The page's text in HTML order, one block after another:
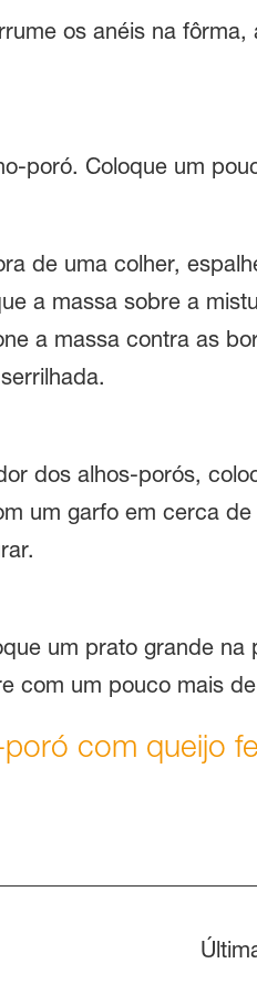
os anéis na
poró. Coloque um
de uma colher,
a massa sobre a
a massa contra as
dos alhos-porós,
um garfo em cerca
um prato grande
com um pouco mais
com queijo